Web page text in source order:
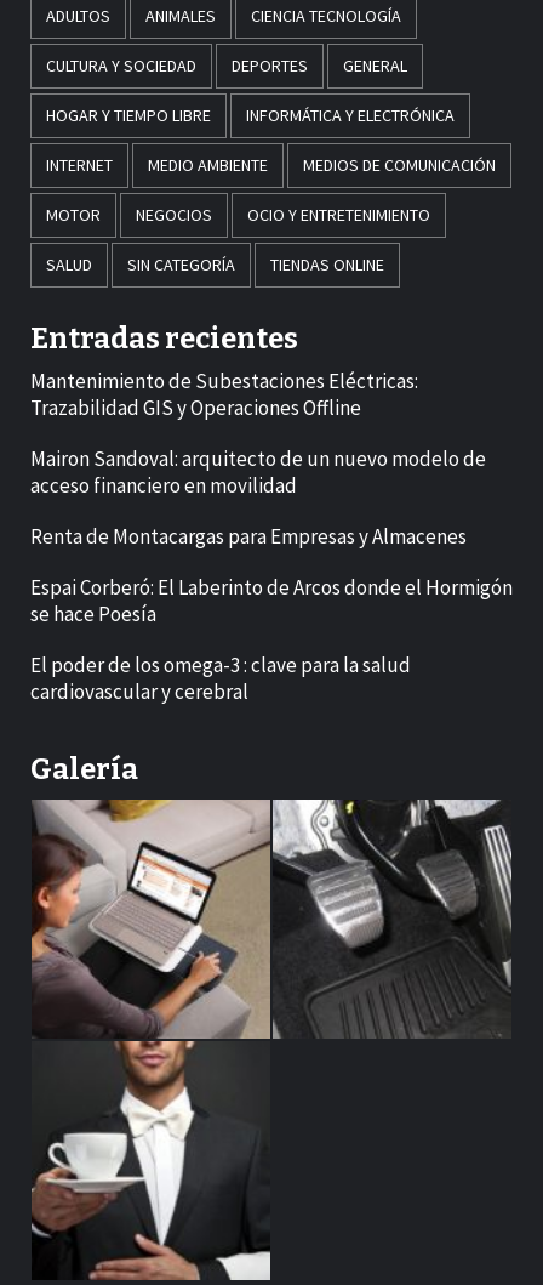
ADULTOS ANIMALES CIENCIA TECNOLOGÍA
CULTURA Y SOCIEDAD DEPORTES GENERAL
HOGAR Y TIEMPO LIBRE INFORMÁTICA Y ELECTRÓNICA
INTERNET MEDIO AMBIENTE MEDIOS DE COMUNICACIÓN
MOTOR NEGOCIOS OCIO Y ENTRETENIMIENTO
SALUD SIN CATEGORÍA TIENDAS ONLINE
Entradas recientes
Mantenimiento de Subestaciones Eléctricas:
Trazabilidad GIS y Operaciones Offline
Mairon Sandoval: arquitecto de un nuevo modelo de
acceso financiero en movilidad
Renta de Montacargas para Empresas y Almacenes
Espai Corberó: El Laberinto de Arcos donde el Hormigón
se hace Poesía
El poder de los omega-3 : clave para la salud
cardiovascular y cerebral
Galería